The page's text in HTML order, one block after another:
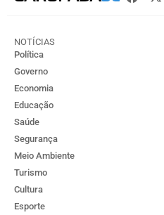
NOTÍCIAS
Política
Governo
Economia
Educação
Saúde
Segurança
Meio Ambiente
Turismo
Cultura
Esporte